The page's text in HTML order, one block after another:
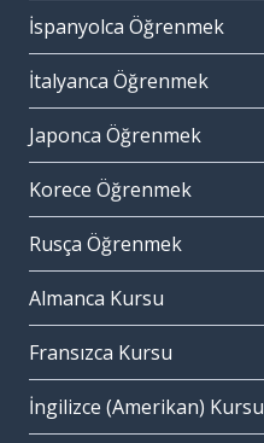
İspanyolca Öğrenmek
İtalyanca Öğrenmek
Japonca Öğrenmek
Korece Öğrenmek
Rusça Öğrenmek
Almanca Kursu
Fransızca Kursu
İngilizce (Amerikan) Kursu